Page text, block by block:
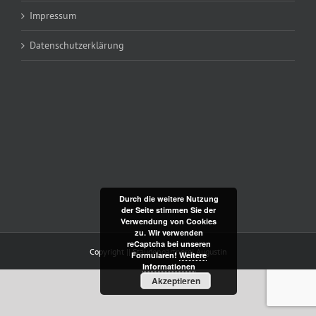
Impressum
Datenschutzerklärung
Copyright || Staudengärtnerei Augustin
Durch die weitere Nutzung
der Seite stimmen Sie der
Verwendung von Cookies
zu. Wir verwenden
reCaptcha bei unseren
Formularen! Weitere
Informationen
Akzeptieren